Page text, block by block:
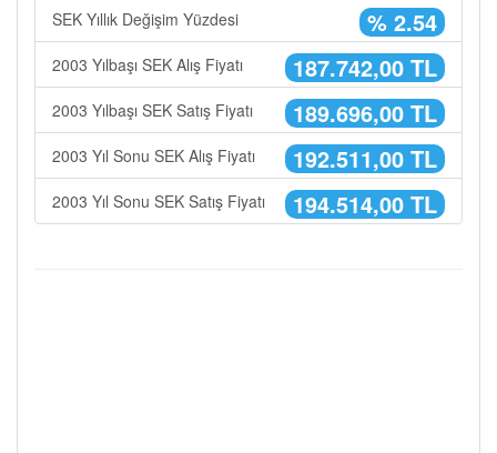
% 2.54
SEK Yıllık Değişim Yüzdesi
187.742,00 TL
2003 Yılbaşı SEK Alış Fiyatı
189.696,00 TL
2003 Yılbaşı SEK Satış Fiyatı
192.511,00 TL
2003 Yıl Sonu SEK Alış Fiyatı
194.514,00 TL
2003 Yıl Sonu SEK Satış Fiyatı